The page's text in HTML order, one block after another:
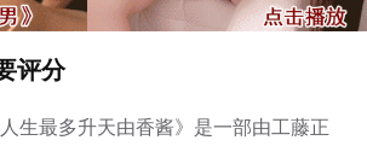
评分
生最多升天由香酱》是一部由工藤正